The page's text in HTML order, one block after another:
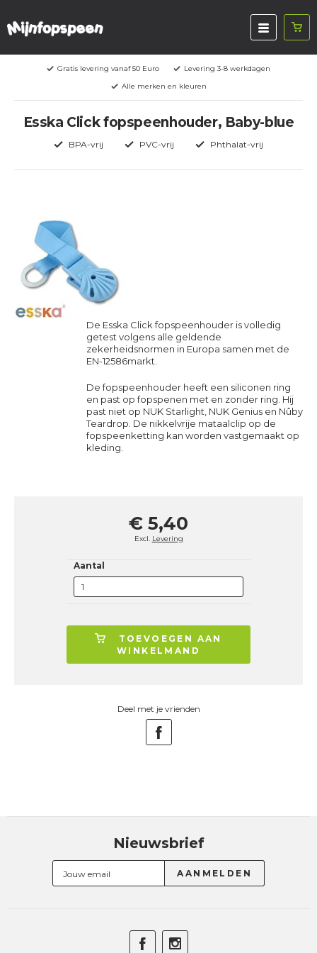
Gratis levering vanaf 50 Euro
Levering 3-8 werkdagen
Alle merken en kleuren
Esska Click fopspeenhouder, Baby-blue
BPA-vrij PVC-vrij Phthalat-vrij
De Esska Click fopspeenhouder is volledig
getest volgens alle geldende
zekerheidsnormen in Europa samen met de
EN-12586markt.
De fopspeenhouder heeft een siliconen ring
en past op fopspenen met en zonder ring. Hij
past niet op NUK Starlight, NUK Genius en Nûby
Teardrop. De nikkelvrije mataalclip op de
fopspeenketting kan worden vastgemaakt op
kleding.
€ 5,40
Excl. Levering
Aantal
TOEVOEGEN AAN
WINKELMAND
Deel met je vrienden
Nieuwsbrief